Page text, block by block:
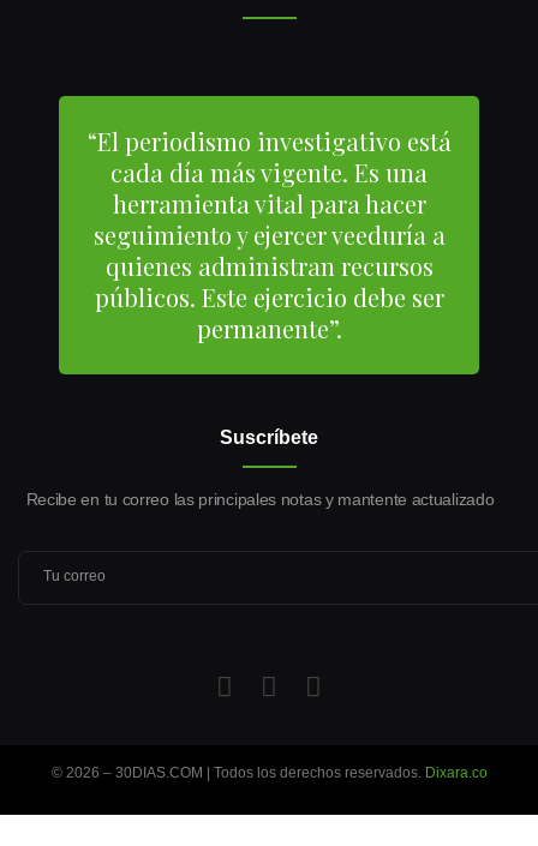
“El periodismo investigativo está
cada día más vigente. Es una
herramienta vital para hacer
seguimiento y ejercer veeduría a
quienes administran recursos
públicos. Este ejercicio debe ser
permanente”.
Suscríbete
Recibe en tu correo las principales notas y mantente actualizado
© 2026 – 30DIAS.COM | Todos los derechos reservados. Dixara.co